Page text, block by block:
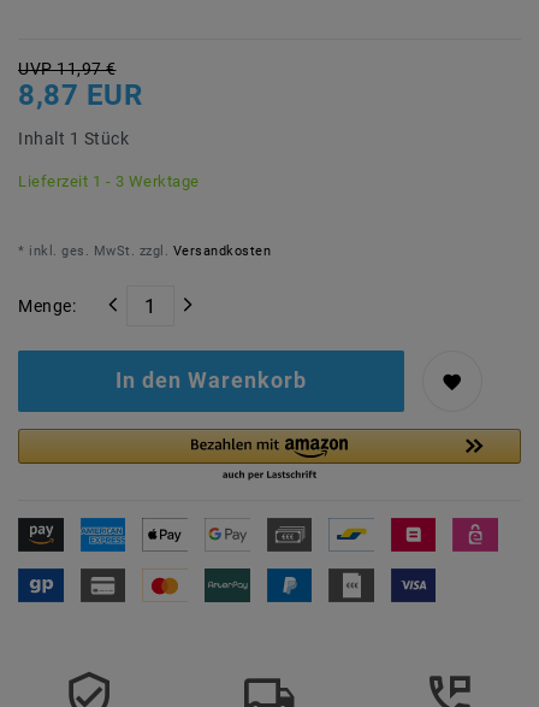
UVP 11,97 €
8,87 EUR
Inhalt 1 Stück
Lieferzeit 1 - 3 Werktage
* inkl. ges. MwSt. zzgl. Versandkosten
Menge:
In den Warenkorb